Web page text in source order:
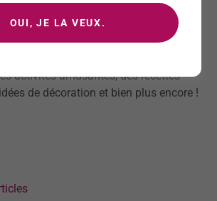
événement mémorable.
partage ma passion pour l'organisation
inoubliables. Vous y trouverez une
activités amusantes, des recettes
de décoration et bien plus encore !
OUI, JE LA VEUX.